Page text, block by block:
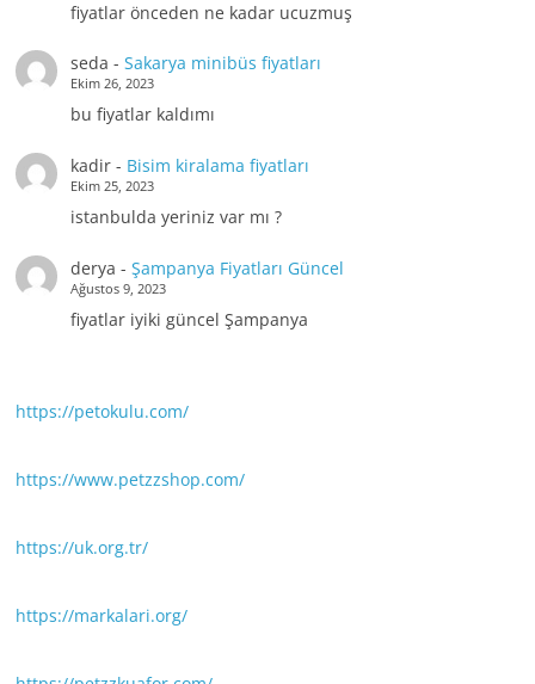
fiyatlar önceden ne kadar ucuzmuş
seda - Sakarya minibüs fiyatları
Ekim 26, 2023
bu fiyatlar kaldımı
kadir- Bisim kiralama fiyatları
Ekim 25, 2023
istanbulda yeriniz var mı ?
derya - Şampanya Fiyatları Güncel
Ağustos 9, 2023
fiyatlar iyiki güncel Şampanya
https://petokulu.com/
https://www.petzzshop.com/
https://uk.org.tr/
https://markalari.org/